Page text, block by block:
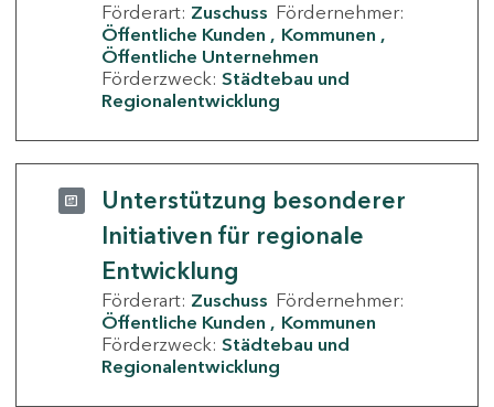
Förderart: Zuschuss Fördernehmer:
Öffentliche Kunden
Kommunen
Öffentliche Unternehmen
Förderzweck: Städtebau und
Regionalentwicklung
Unterstützung besonderer
Initiativen für regionale
Entwicklung
Förderart: Zuschuss Fördernehmer:
Öffentliche Kunden
Kommunen
Förderzweck: Städtebau und
Regionalentwicklung